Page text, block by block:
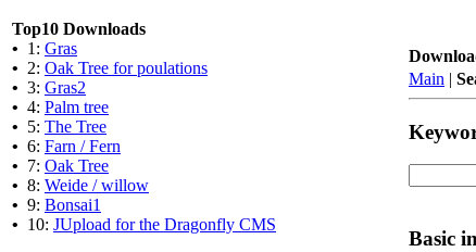
Top10 Downloads
• 1: Gras
• 2: Oak Tree for poulations
• 3: Gras2
• 4: Palm tree
• 5: The Tree
• 6: Farn / Fern
• 7: Oak Tree
• 8: Weide / willow
• 9: Bonsai1
• 10: JUpload for the Dragonfly CMS
Main |
Basic